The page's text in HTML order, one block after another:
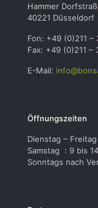
Hammer
40221 Düsseldorf
Fon: +49 (0)211 –
Fax: +49 (0)211 –
E-Mail:
Öffnungszeiten
Dienstag –
Samstag : 9 bis
Sonntags nach